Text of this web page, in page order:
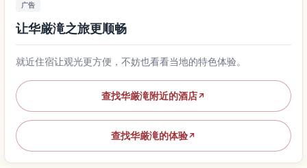
广告
让华厳滝之旅更顺畅
就近住宿让观光更方便，不妨也看看当地的特色体验。
查找华厳滝附近的酒店↗
查找华厳滝的体验↗